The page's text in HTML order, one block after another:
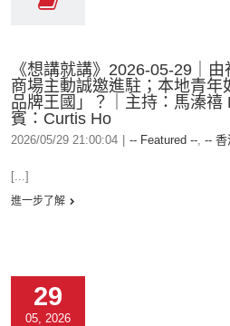
《想講就講》2026-05-29｜
商場主動誠邀進駐；本地青年
品牌王國」？｜主持：馬溱禧
賓：Curtis Ho
2026/05/29 21:00:04 -- Featured --, -- 香
[...]
進一步了解
29
05, 2026